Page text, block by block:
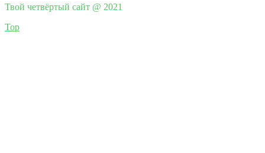
Твой четвёртый сайт @ 2021
Top